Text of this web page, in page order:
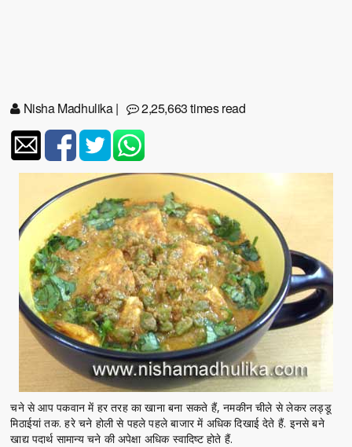
Nisha Madhulika| 2,25,663 times read
चने से आप पकवान में हर तरह का खाना बना सकते हैं, नमकीन चीले से लेकर लड्डू
मिठाईयां तक. हरे चने होली से पहले पहले बाजार में अधिक दिखाई देते हैं. इनसे बने
खाद्य पदार्थ सामान्य चने की अपेक्षा अधिक स्वादिष्ट होते हैं.